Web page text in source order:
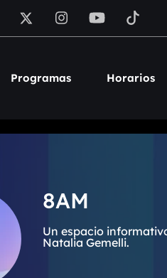
Programas Horarios
8AM
Un espacio
Natalia Gemelli.